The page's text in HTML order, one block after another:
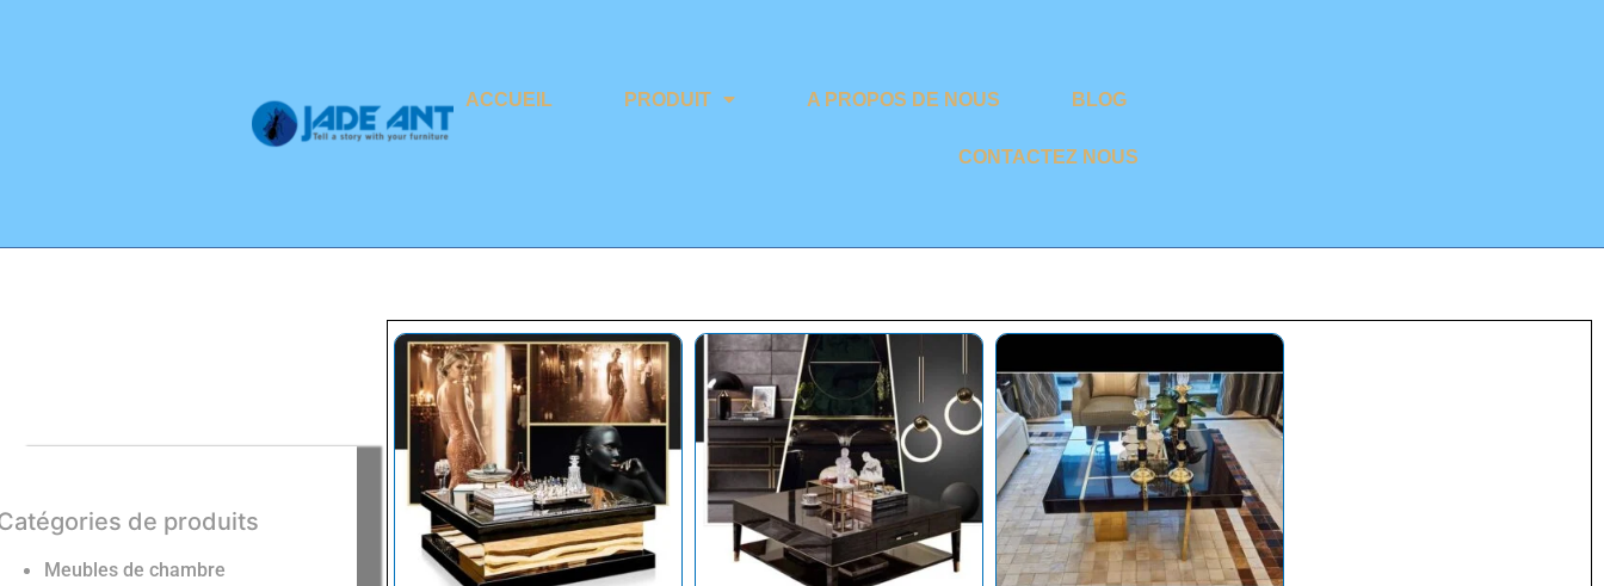
ACCUEIL PRODUIT A PROPOS DE NOUS BLOG
CONTACTEZ NOUS
de produits
Meubles de chambre